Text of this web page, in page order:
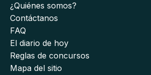
¿Quiénes somos?
Contáctanos
FAQ
El diario de hoy
Reglas de concursos
Mapa del sitio